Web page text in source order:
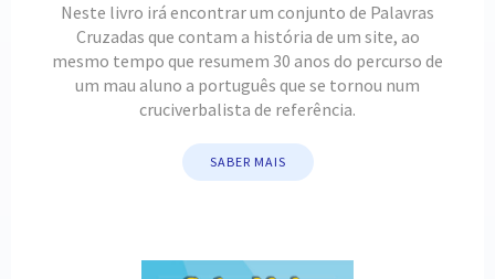
Neste livro irá encontrar um conjunto de Palavras
Cruzadas que contam a história de um site, ao
mesmo tempo que resumem 30 anos do percurso de
um mau aluno a português que se tornou num
cruciverbalista de referência.
SABER MAIS